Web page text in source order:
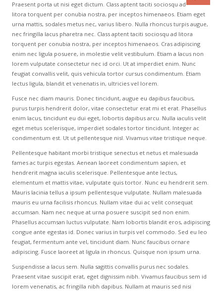
Praesent porta ut nisi eget dictum. Class aptent taciti sociosqu ad
litora torquent per conubia nostra, per inceptos himenaeos. Etiam eget
urna mattis, sodales metus nec, varius libero. Nulla rhoncus turpis augue,
nec fringilla lacus pharetra nec. Class aptent taciti sociosqu ad litora
torquent per conubia nostra, per inceptos himenaeos. Cras adipiscing
enim nec ligula posuere, in molestie velit vestibulum. Etiam a lacus non
lorem vulputate consectetur nec id orci. Ut at imperdiet enim. Nunc
feugiat convallis velit, quis vehicula tortor cursus condimentum. Etiam
lectus ligula, blandit et venenatis in, ultricies vel lorem.
Fusce nec diam mauris. Donec tincidunt, augue eu dapibus faucibus,
purus turpis hendrerit dolor, vitae consectetur erat mi et erat. Phasellus
enim lacus, tincidunt eu dui eget, lobortis dapibus arcu. Nulla iaculis velit
eget metus scelerisque, imperdiet sodales tortor tincidunt. Integer ac
condimentum est. Ut ut pellentesque nisl. Vivamus vitae tristique neque.
Pellentesque habitant morbi tristique senectus et netus et malesuada
fames ac turpis egestas. Aenean laoreet condimentum sapien, et
hendrerit magna iaculis scelerisque. Pellentesque ante lectus,
elementum et mattis vitae, vulputate quis tortor. Nunc eu hendrerit sem.
Mauris lacinia tellus a ipsum pellentesque vulputate. Nullam malesuada
mauris eu urna facilisis rhoncus. Nullam vitae dui ac velit consequat
accumsan. Nam nec neque at urna posuere suscipit sed non enim.
Phasellus accumsan luctus vulputate. Nam lobortis blandit eros, adipiscing
congue ante egestas id. Donec varius in turpis vel commodo. Sed eu leo
feugiat, fermentum ante vel, tincidunt diam. Nunc faucibus ornare
adipiscing. Fusce laoreet at ligula in rhoncus. Quisque non ipsum urna.
Suspendisse a lacus sem. Nulla sagittis convallis purus nec sodales.
Praesent vitae suscipit erat, eget dignissim nibh. Vivamus faucibus sem id
lorem venenatis, ac fringilla nibh dapibus. Nullam at mauris sed nisi